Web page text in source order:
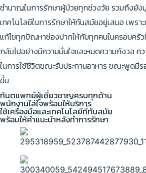
ชำนาญในการรักษาผู้ป่วยทุกช่วงวัย รวมถึงยั
เทคโนโลยีในการรักษาให้ทันสมัยอยู่เสมอ เพรา
แก้ไขทุกปัญหาช่องปากให้กับทุกคนในครอบครัว
กลับไปอย่างมีความมั่นใจและหมดความกังวล ค
ในการใช้ชีวิตขณะรับประทานอาหาร ขณะพูดมี
ขึ้น
ทันตแพทย์ผู้เชี่ยวชาญครบทุกด้าน
พนักงานใส่ใจพร้อมให้บริการ
ใช้เครื่องมือและเทคโนโลยีที่ทันสมัย
พร้อมให้คำแนะนำหลังทำการรักษา